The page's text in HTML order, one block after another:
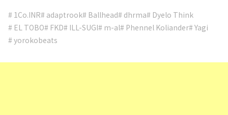
# 1Co.INR# adaptrook# Ballhead# dhrma# Dyelo Think
# EL TOBO# FKD# ILL-SUGI# m-al# Phennel Koliander# Yagi
# yorokobeats